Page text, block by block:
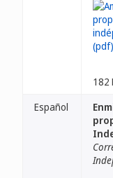
182
Español